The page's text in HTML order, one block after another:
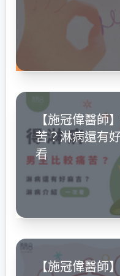
【施冠偉醫師
苦？淋病還有
看
【施冠偉醫師